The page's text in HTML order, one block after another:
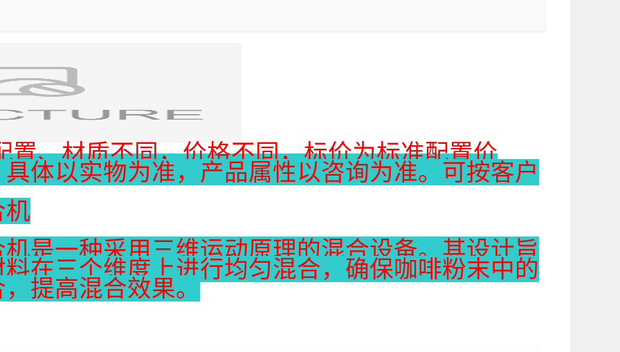
置、材质不同，价格不同，标价为标准配置价
体以实物为准，产品属性以咨询为准。可按客户
机
是一种采用三维运动原理的混合设备。其设计旨
在三个维度上进行均匀混合，确保咖啡粉末中的
提高混合效果。